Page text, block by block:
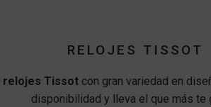
RELOJES TISSOT
relojes Tissotcon gran variedad en
disponibilidad y lleva el que más te